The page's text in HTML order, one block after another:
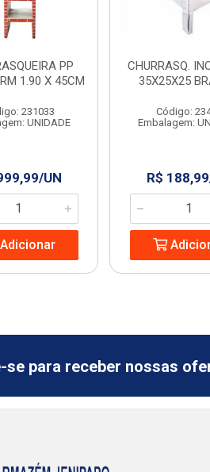
PP
1.90 X 45CM
231033
UNIDADE
UN
CHURRASQ.
35X25X25
Código:
Embalagem:
R$
se para receber nossas